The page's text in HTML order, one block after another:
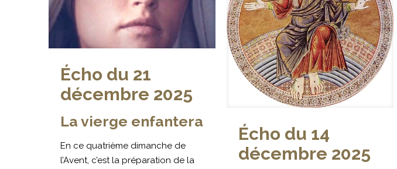
Écho du 21
décembre 2025
La vierge enfantera
En ce quatrième dimanche de
l’Avent, c’est la préparation de la
Écho du 14
décembre 2025